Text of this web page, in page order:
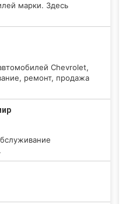
марки. Здесь
Chevrolet,
ремонт, продажа